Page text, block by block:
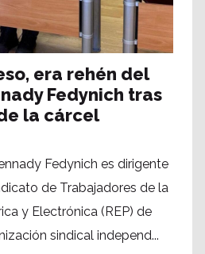
era rehén del
Fedynich tras
la cárcel
Fedynich es dirigente
de Trabajadores de la
y Electrónica (REP) de
sindical independ...